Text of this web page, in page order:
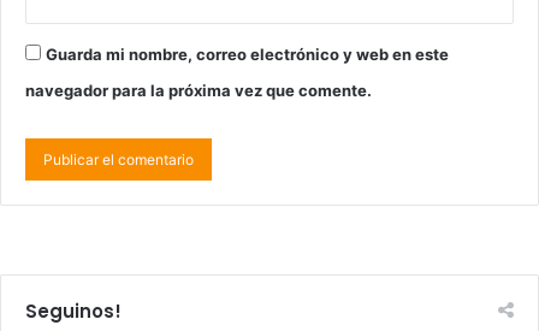
Guarda mi nombre, correo electrónico y web en este
navegador para la próxima vez que comente.
Seguinos!